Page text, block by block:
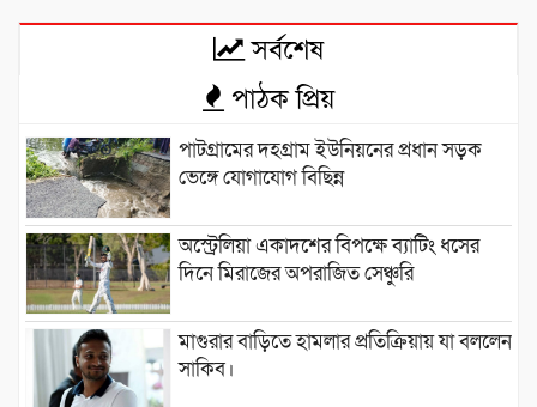
সর্বশেষ
পাঠক প্রিয়
পাটগ্রামের দহগ্রাম ইউনিয়নের প্রধান সড়ক
ভেঙ্গে যোগাযোগ বিছিন্ন
অস্ট্রেলিয়া একাদশের বিপক্ষে ব্যাটিং ধসের
দিনে মিরাজের অপরাজিত সেঞ্চুরি
মাগুরার বাড়িতে হামলার প্রতিক্রিয়ায় যা বললেন
সাকিব।